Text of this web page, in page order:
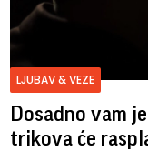
LJUBAV & VEZE
Dosadno vam
trikova će